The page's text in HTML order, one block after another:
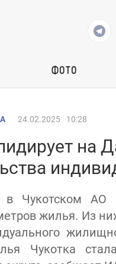
ФОТО
24.02.2025 10:28
на
в Чукотском АО
жилья. Из
Чукотка